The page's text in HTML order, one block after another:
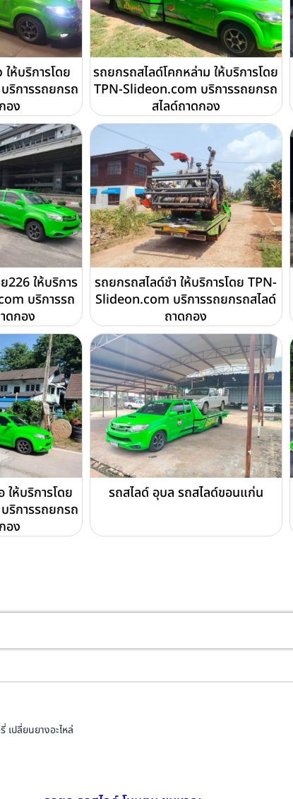
ห้บริการโดย
ริการรถยกรถ
อง
รถยกรถสไลด์โคกหล่าม ให้บริการโดย
TPN-Slideon.com บริการรถยกรถ
สไลด์ถาดกอง
226 ให้บริการ
บริการรถ
ดกอง
รถยกรถสไลด์ชำ ให้บริการโดย TPN-
Slideon.com บริการรถยกรถสไลด์
ถาดกอง
ห้บริการโดย
ริการรถยกรถ
อง
รถสไลด์ อุบล รถสไลด์ขอนแก่น
ปลี่ยนยางอะไหล่